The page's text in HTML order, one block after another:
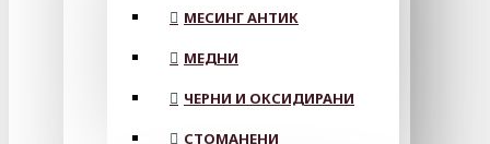
МЕСИНГ АНТИК
МЕДНИ
ЧЕРНИ И ОКСИДИРАНИ
СТОМАНЕНИ